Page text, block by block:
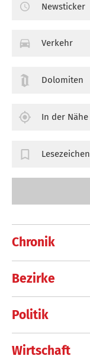
Chronik
Bezirke
Politik
Wirtschaft
Newsticker
Verkehr
Dolomiten
In der Nähe
Lesezeichen